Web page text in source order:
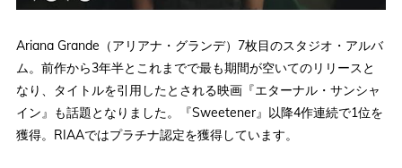
Ariana Grande（アリアナ・グランデ）7枚目のスタジオ・アルバ
ム。前作から3年半とこれまでで最も期間が空いてのリリースと
なり、タイトルを引用したとされる映画『エターナル・サンシャ
イン』も話題となりました。『Sweetener』以降4作連続で1位を
獲得。RIAAではプラチナ認定を獲得しています。